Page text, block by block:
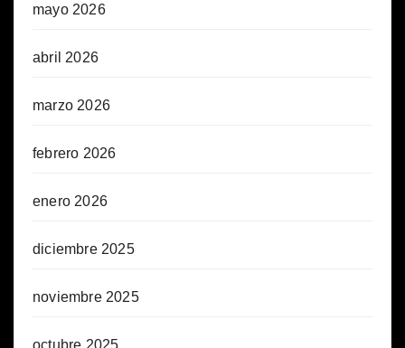
mayo 2026
abril 2026
marzo 2026
febrero 2026
enero 2026
diciembre 2025
noviembre 2025
octubre 2025